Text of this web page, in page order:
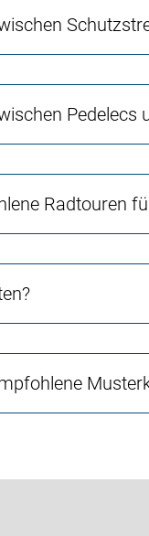
Pedelecs
Radtouren